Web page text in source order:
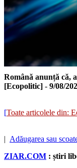
Română anunță că,
[Ecopolitic] - 9/08/
[Toate articolele din:
| Adăugarea sau
ZIAR.COM : știri